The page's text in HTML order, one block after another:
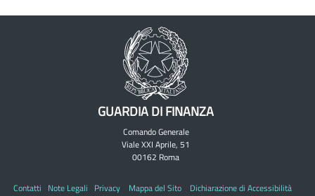
GUARDIA DI FINANZA
Comando Generale
Viale XXI Aprile, 51
00162 Roma
Contatti Note Legali Privacy Mappa del Sito Dichiarazione di Accessibilità